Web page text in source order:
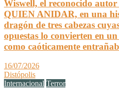
Wiswell, el reconocido
QUIEN ANIDAR, en una
dragón de tres cabezas
opuestas lo convierten en
como caóticamente
16/07/2026
Distópolis
Internacional Terror